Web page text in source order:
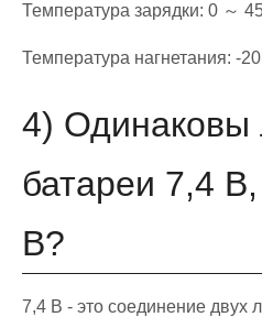
Температура зарядки: 0 ～
Температура нагнетания: -
4) Одинаковы
батареи 7,4
В?
7,4 В - это соединение двух